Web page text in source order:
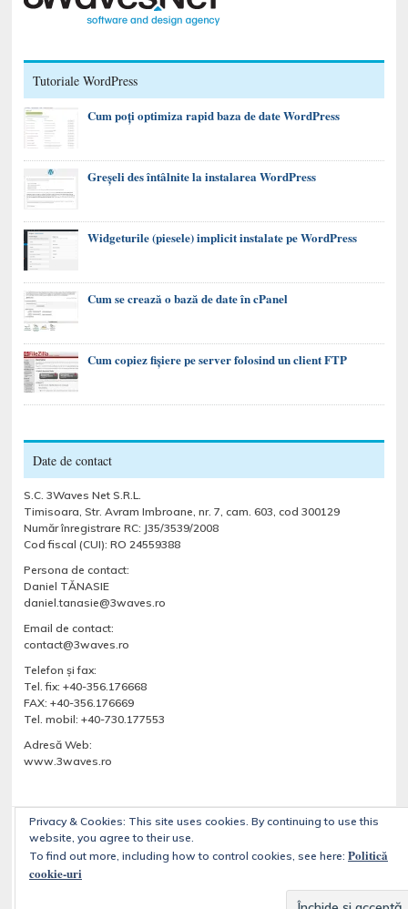
Privacy & Cookies: This site uses cookies. By continuing to use this
website, you agree to their use.
To find out more, including how to control cookies, see here: Politică
cookie-uri
Tutoriale WordPress
Cum poți optimiza rapid baza de date WordPress
Greșeli des întâlnite la instalarea WordPress
Widgeturile (piesele) implicit instalate pe WordPress
Cum se crează o bază de date în cPanel
Cum copiez fișiere pe server folosind un client FTP
Date de contact
S.C. 3Waves Net S.R.L.
Timisoara, Str. Avram Imbroane, nr. 7, cam. 603, cod 300129
Număr înregistrare RC: J35/3539/2008
Cod fiscal (CUI): RO 24559388
Persona de contact:
Daniel TĂNASIE
daniel.tanasie@3waves.ro
Email de contact:
contact@3waves.ro
Telefon şi fax:
Tel. fix: +40-356.176668
FAX: +40-356.176669
Tel. mobil: +40-730.177553
Adresă Web:
www.3waves.ro
Despre noi Servicii Blog Portfolio
Contact
Implementat de3waves.ro